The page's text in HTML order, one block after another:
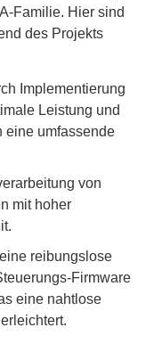
Familie. Hier sind
des Projekts
Implementierung
Leistung und
eine umfassende
von
mit hoher
reibungslose
Firmware
eine nahtlose